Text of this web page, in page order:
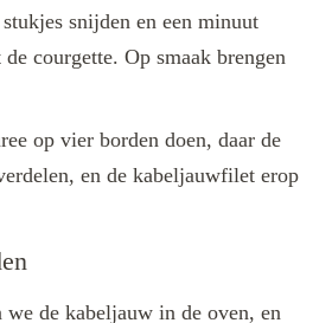
snijden en een minuut
courgette. Op smaak brengen
op vier borden doen, daar de
en de kabeljauwfilet erop
de kabeljauw in de oven, en